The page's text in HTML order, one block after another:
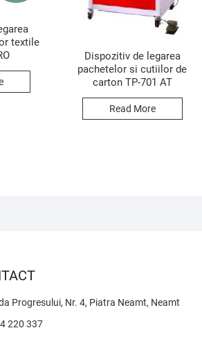
textile
Dispozitiv de legarea
pachetelor si cutiilor de
carton TP-701 AT
Read More
Progresului, Nr. 4, Piatra Neamt, Neamt
220 337